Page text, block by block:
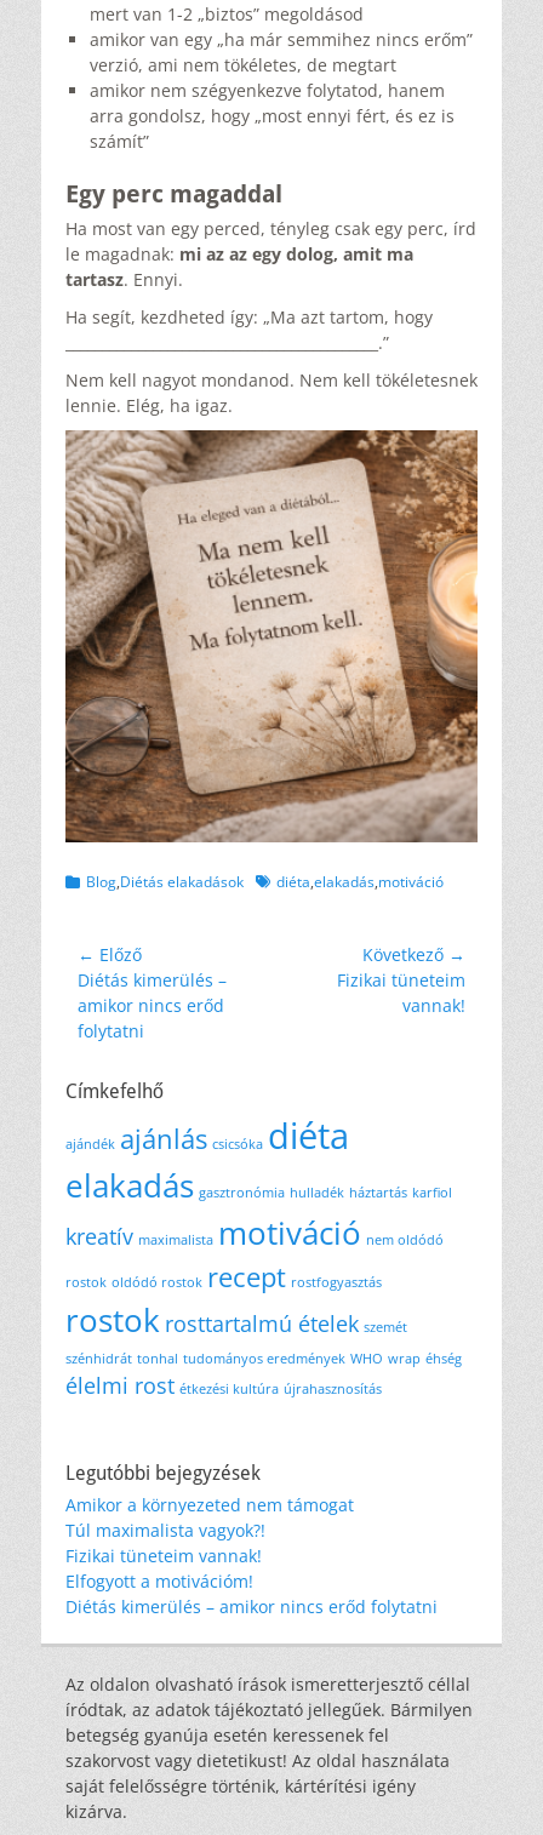
mert van 1-2 „biztos” megoldásod
amikor van egy „ha már semmihez nincs erőm”
verzió, ami nem tökéletes, de megtart
amikor nem szégyenkezve folytatod, hanem
arra gondolsz, hogy „most ennyi fért, és ez is
számít”
Egy perc magaddal
Ha most van egy perced, tényleg csak egy perc, írd
le magadnak: mi az az egy dolog, amit ma
tartasz. Ennyi.
Ha segít, kezdheted így: „Ma azt tartom, hogy
___________________________________________.”
Nem kell nagyot mondanod. Nem kell tökéletesnek
lennie. Elég, ha igaz.
Kategóriák
Blog,Diétás elakadások Címkék
diéta,elakadás,motiváció
Bejegyzés
navigáció
← Előző
Előző
bejegyzés
Diétás kimerülés –
amikor nincs erőd
folytatni
Következő →
KövetkezőFizikai tüneteim
vannak!
Címkefelhő
ajándék ajánlás csicsóka diéta
elakadás gasztronómia hulladék háztartás karfiol
kreatív maximalista motiváció nem oldódó
rostok oldódó rostok recept rostfogyasztás
rostok rosttartalmú ételek szemét
szénhidrát tonhal tudományos eredmények WHO wrap éhség
élelmi rost étkezési kultúra újrahasznosítás
Legutóbbi bejegyzések
Amikor a környezeted nem támogat
Túl maximalista vagyok?!
Fizikai tüneteim vannak!
Elfogyott a motivációm!
Diétás kimerülés – amikor nincs erőd folytatni
Az oldalon olvasható írások ismeretterjesztő céllal
íródtak, az adatok tájékoztató jellegűek. Bármilyen
betegség gyanúja esetén keressenek fel
szakorvost vagy dietetikust! Az oldal használata
saját felelősségre történik, kártérítési igény
kizárva.